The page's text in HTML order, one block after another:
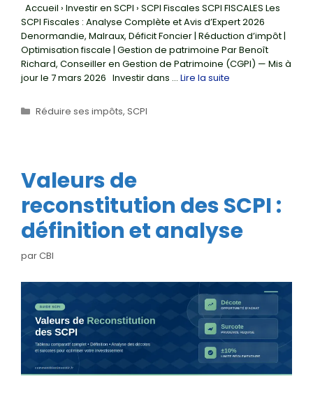
Accueil › Investir en SCPI › SCPI Fiscales SCPI FISCALES Les
SCPI Fiscales : Analyse Complète et Avis d’Expert 2026
Denormandie, Malraux, Déficit Foncier | Réduction d’impôt |
Optimisation fiscale | Gestion de patrimoine Par Benoît
Richard, Conseiller en Gestion de Patrimoine (CGPI) — Mis à
jour le 7 mars 2026 Investir dans … Lire la suite
Catégories
Réduire ses impôts, SCPI
Valeurs de
reconstitution des SCPI :
définition et analyse
parCBI